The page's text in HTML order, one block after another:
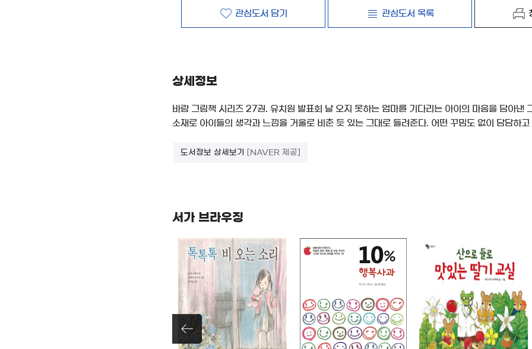
관심도서 담기 관심도서 목록
상세정보
바람 그림책 시리즈 27권. 유치원 발표회 날 오지 못하는 엄마를 기다리는 아이의 마음을 담아낸
소재로 아이들의 생각과 느낌을 거울로 비춘 듯 있는 그대로 들려준다. 어떤 꾸밈도 없이 담담하
도서정보 상세보기 [NAVER 제공]
서가 브라우징